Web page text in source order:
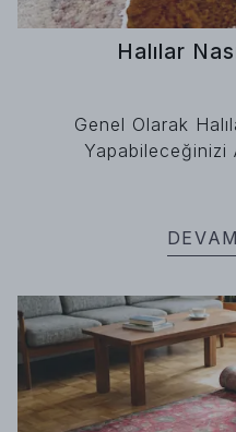
Halılar
Genel Olarak
Yapabileceğinizi